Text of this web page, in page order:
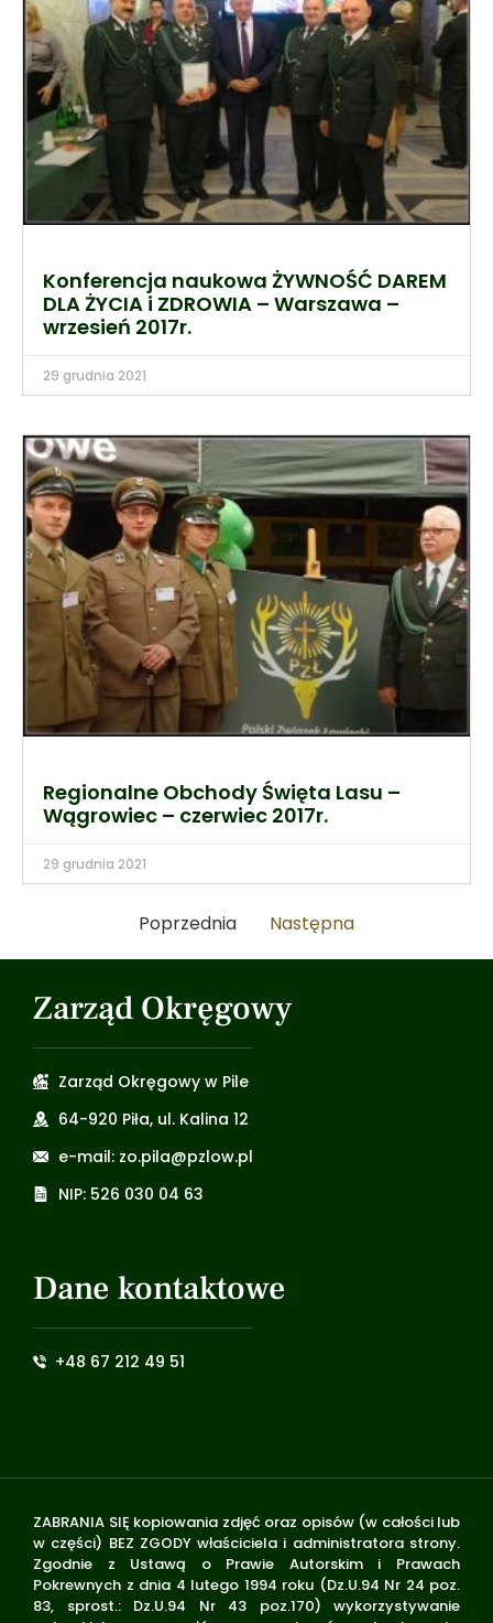
Konferencja naukowa ŻYWNOŚĆ DAREM
DLA ŻYCIA i ZDROWIA – Warszawa –
wrzesień 2017r.
29 grudnia 2021
Regionalne Obchody Święta Lasu –
Wągrowiec – czerwiec 2017r.
29 grudnia 2021
Poprzednia Następna
Zarząd Okręgowy
Zarząd Okręgowy w Pile
64-920 Piła, ul. Kalina 12
e-mail: zo.pila@pzlow.pl
NIP: 526 030 04 63
Dane kontaktowe
+48 67 212 49 51
ZABRANIA SIĘ kopiowania zdjęć oraz opisów (w całości lub
w części) BEZ ZGODY właściciela i administratora strony.
Zgodnie z Ustawą o Prawie Autorskim i Prawach
Pokrewnych z dnia 4 lutego 1994 roku (Dz.U.94 Nr 24 poz.
83, sprost.: Dz.U.94 Nr 43 poz.170) wykorzystywanie